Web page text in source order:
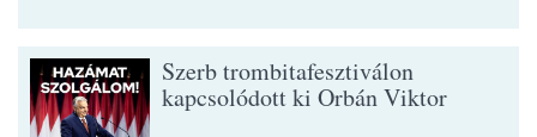
Szerb trombitafesztiválon
kapcsolódott ki Orbán Viktor